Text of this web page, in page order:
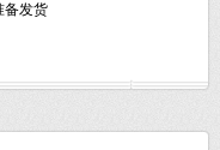
备发货